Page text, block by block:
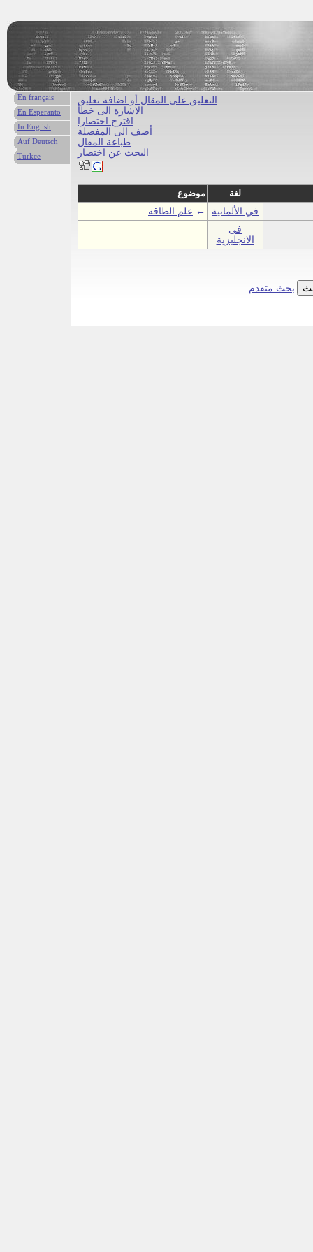
التعليق على المقال أو اضافة تعليق
الاشارة الى خطأ
اقترح اختصارا
أضف الى المفضلة
طباعة المقال
البحث عن اختصار
موضوع
لغة
← علم الطاقة
في الألمانية
فى
الانجليزية
بحث متقدم
En français
En Esperanto
In English
Auf Deutsch
Türkce